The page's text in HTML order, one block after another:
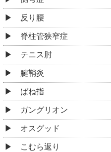
反り腰
脊柱管狭窄症
テニス肘
腱鞘炎
ばね指
ガングリオン
オスグッド
こむら返り